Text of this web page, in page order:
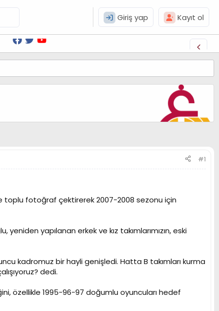
Giriş yap Kayıt ol
#1
toplu fotoğraf çektirerek 2007-2008 sezonu için
yapılanan erkek ve kız takımlarımızın, eski
kadromuz bir hayli genişledi. Hatta B takımları kurma
dedi.
özellikle 1995-96-97 doğumlu oyuncuları hedef